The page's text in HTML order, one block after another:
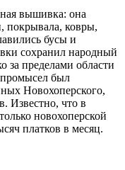
вышивка: она
покрывала, ковры,
бусы и
сохранил народный
за пределами области
был
Новохоперского,
Известно, что в
новохоперской
платков в месяц.